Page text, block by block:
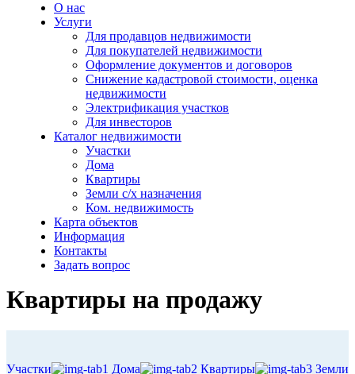
О нас
Услуги
Для продавцов недвижимости
Для покупателей недвижимости
Оформление документов и договоров
Снижение кадастровой стоимости, оценка
недвижимости
Электрификация участков
Для инвесторов
Каталог недвижимости
Участки
Дома
Квартиры
Земли с/х назначения
Ком. недвижимость
Карта объектов
Информация
Контакты
Задать вопрос
Квартиры на продажу
Участки Дома Квартиры
Земли